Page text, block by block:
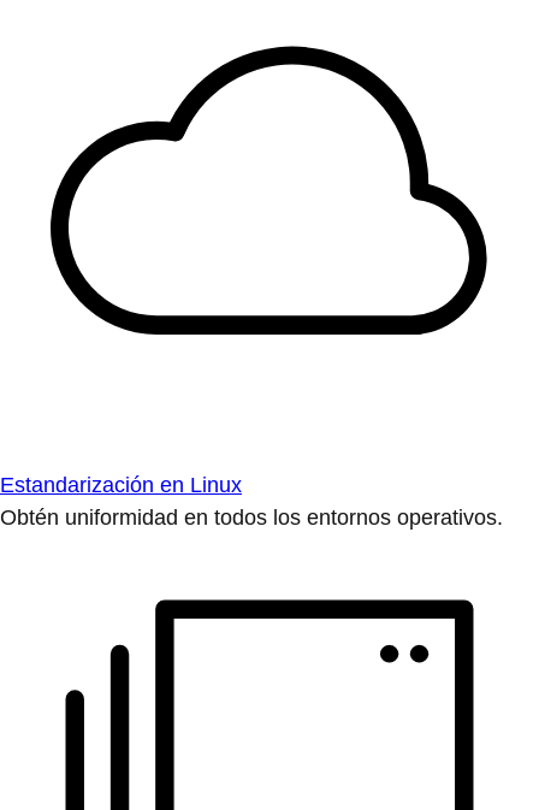
Estandarización en Linux
Obtén uniformidad en todos los entornos operativos.